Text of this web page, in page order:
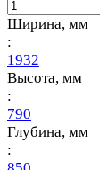
Ширина, мм
:
1932
Высота, мм
:
790
Глубина, мм
: